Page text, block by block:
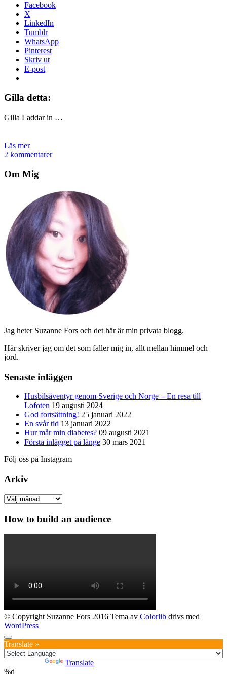
Facebook
X
LinkedIn
Tumblr
WhatsApp
Pinterest
Skriv ut
E-post
Gilla detta:
Gilla Laddar in …
Läs mer
2 kommentarer
Om Mig
Jag heter Suzanne Fors och det här är min privata blogg.
Här skriver jag om det som faller mig in, allt mellan himmel och
jord.
Senaste inläggen
Husbilsäventyr genom Sverige och Norge – En resa till
Lofoten 19 augusti 2024
God fortsättning! 25 januari 2022
En svår tid 13 januari 2022
Hur mår min diabetes? 09 augusti 2021
Första inlägget på länge 30 mars 2021
Följ oss på Instagram
Arkiv
Arkiv
How to build an audience
© Copyright Suzanne Fors 2016 Tema av Colorlib drivs med
WordPress
Translate »
Translate
%d